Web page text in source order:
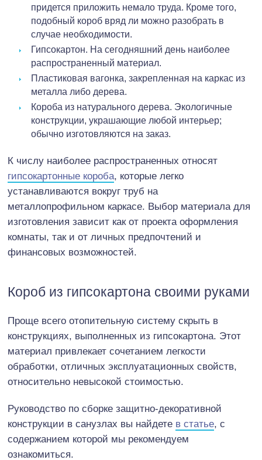
придется приложить немало труда. Кроме того,
подобный короб вряд ли можно разобрать в
случае необходимости.
Гипсокартон. На сегодняшний день наиболее
распространенный материал.
Пластиковая вагонка, закрепленная на каркас из
металла либо дерева.
Короба из натурального дерева. Экологичные
конструкции, украшающие любой интерьер;
обычно изготовляются на заказ.
К числу наиболее распространенных относят
гипсокартонные короба, которые легко
устанавливаются вокруг труб на
металлопрофильном каркасе. Выбор материала для
изготовления зависит как от проекта оформления
комнаты, так и от личных предпочтений и
финансовых возможностей.
Короб из гипсокартона своими руками
Проще всего отопительную систему скрыть в
конструкциях, выполненных из гипсокартона. Этот
материал привлекает сочетанием легкости
обработки, отличных эксплуатационных свойств,
относительно невысокой стоимостью.
Руководство по сборке защитно-декоративной
конструкции в санузлах вы найдете в статье, с
содержанием которой мы рекомендуем
ознакомиться.